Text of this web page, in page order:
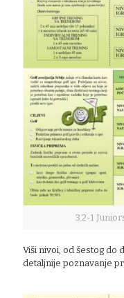
3.2-1
Viši nivoi, od šestog do
detaljnije poznavanje